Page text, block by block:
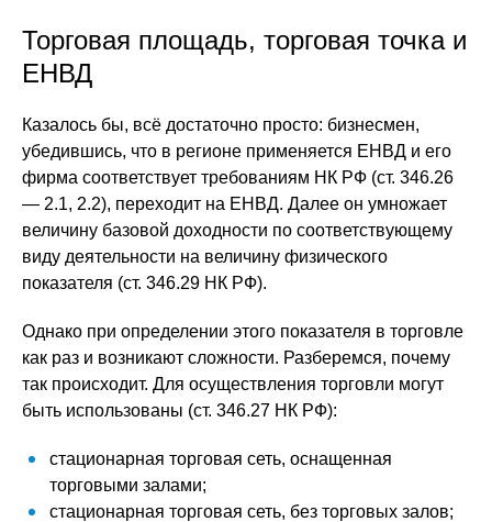
Торговая площадь, торговая точка и
ЕНВД
Казалось бы, всё достаточно просто: бизнесмен,
убедившись, что в регионе применяется ЕНВД и его
фирма соответствует требованиям НК РФ (ст. 346.26
— 2.1, 2.2), переходит на ЕНВД. Далее он умножает
величину базовой доходности по соответствующему
виду деятельности на величину физического
показателя (ст. 346.29 НК РФ).
Однако при определении этого показателя в торговле
как раз и возникают сложности. Разберемся, почему
так происходит. Для осуществления торговли могут
быть использованы (ст. 346.27 НК РФ):
стационарная торговая сеть, оснащенная
торговыми залами;
стационарная торговая сеть, без торговых залов;